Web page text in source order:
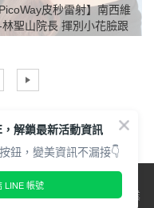
PicoWay皮秒雷射】南西維
聖山院長 揮別小花臉跟
異，仍必須由醫師當面做專業
解鎖最新活動資訊
鈕，變美資訊不漏接👇
LINE 帳號